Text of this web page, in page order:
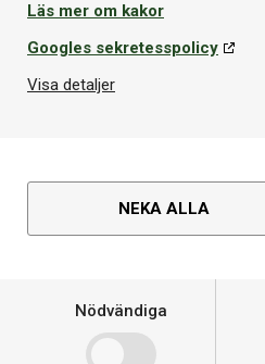
Läs mer om kakor
Googles sekretesspolicy
Visa detaljer
NEKA ALLA
Nödvändiga
Cornilleau Single Black/Grey